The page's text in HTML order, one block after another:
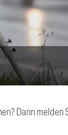
Dann melden